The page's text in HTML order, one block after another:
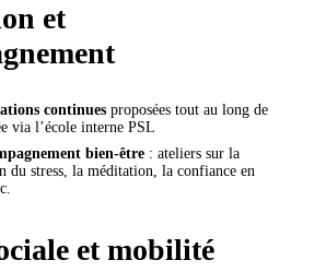
et
continues proposées tout au long de
via l’école interne PSL
bien-être : ateliers sur la
du stress, la méditation, la confiance en
et mobilité